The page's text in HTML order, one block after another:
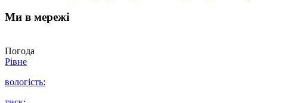
Ми в мережі
Погода
Рівне
вологість: